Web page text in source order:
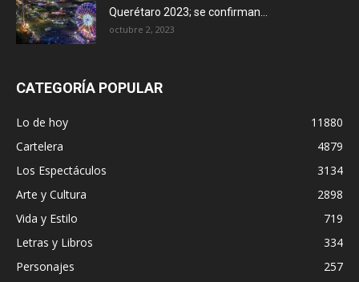
Querétaro 2023; se confirman...
octubre 2, 2023
CATEGORÍA POPULAR
Lo de hoy
11880
Cartelera
4879
Los Espectáculos
3134
Arte y Cultura
2898
Vida y Estilo
719
Letras y Libros
334
Personajes
257